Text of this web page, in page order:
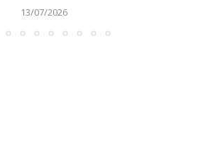
13/07/2026